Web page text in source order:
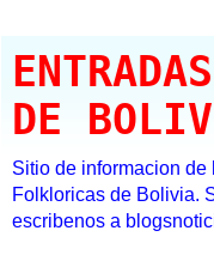
DE
Sitio de informacion
Folkloricas de Bolivia.
escribenos a